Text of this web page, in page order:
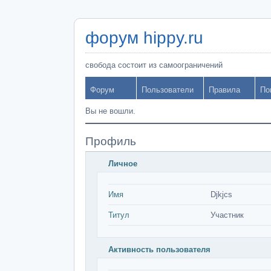
форум hippy.ru
свобода состоит из самоограничений
Форум Пользователи Правила
Вы не вошли.
Профиль
Личное
Имя Djkjcs
Титул Участник
Активность пользователя